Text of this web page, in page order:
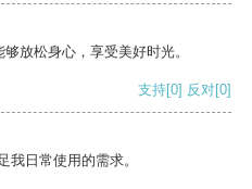
放松身心，享受美好时光。
支持[0] 反对[0]
我日常使用的需求。